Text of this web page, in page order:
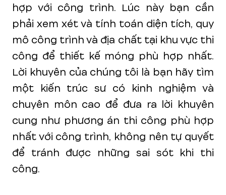
hợp với công trình. Lúc này bạn cần
phải xem xét và tính toán diện tích, quy
mô công trình và địa chất tại khu vực thi
công để thiết kế móng phù hợp nhất.
Lời khuyên của chúng tôi là bạn hãy tìm
một kiến trúc sư có kinh nghiệm và
chuyên môn cao để đưa ra lời khuyên
cung như phương án thi công phù hợp
nhất với công trình, không nên tự quyết
để tránh được những sai sót khi thi
công.